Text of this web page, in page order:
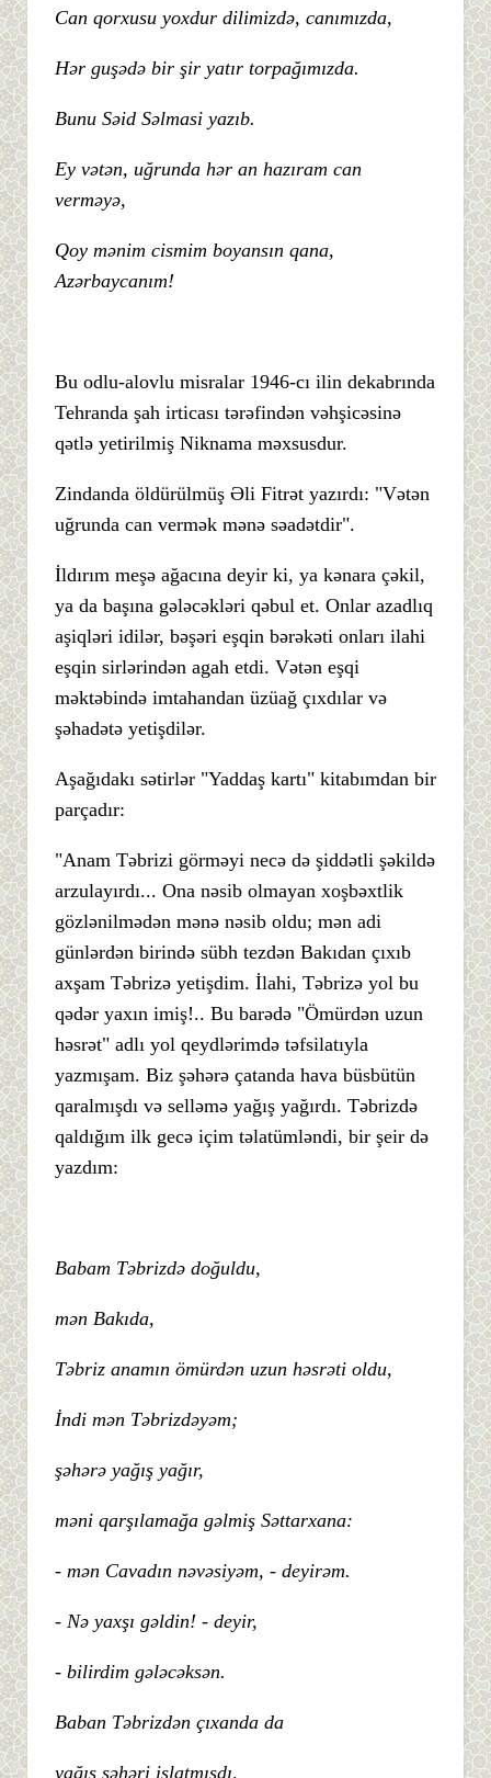
Can qorxusu yoxdur dilimizdə, canımızda,
Hər guşədə bir şir yatır torpağımızda.
Bunu Səid Səlmasi yazıb.
Ey vətən, uğrunda hər an hazıram can
verməyə,
Qoy mənim cismim boyansın qana,
Azərbaycanım!
Bu odlu-alovlu misralar 1946-cı ilin dekabrında
Tehranda şah irticası tərəfindən vəhşicəsinə
qətlə yetirilmiş Niknama məxsusdur.
Zindanda öldürülmüş Əli Fitrət yazırdı: "Vətən
uğrunda can vermək mənə səadətdir".
İldırım meşə ağacına deyir ki, ya kənara çəkil,
ya da başına gələcəkləri qəbul et. Onlar azadlıq
aşiqləri idilər, bəşəri eşqin bərəkəti onları ilahi
eşqin sirlərindən agah etdi. Vətən eşqi
məktəbində imtahandan üzüağ çıxdılar və
şəhadətə yetişdilər.
Aşağıdakı sətirlər "Yaddaş kartı" kitabımdan bir
parçadır:
"Anam Təbrizi görməyi necə də şiddətli şəkildə
arzulayırdı... Ona nəsib olmayan xoşbəxtlik
gözlənilmədən mənə nəsib oldu; mən adi
günlərdən birində sübh tezdən Bakıdan çıxıb
axşam Təbrizə yetişdim. İlahi, Təbrizə yol bu
qədər yaxın imiş!.. Bu barədə "Ömürdən uzun
həsrət" adlı yol qeydlərimdə təfsilatıyla
yazmışam. Biz şəhərə çatanda hava büsbütün
qaralmışdı və selləmə yağış yağırdı. Təbrizdə
qaldığım ilk gecə içim təlatümləndi, bir şeir də
yazdım:
Babam Təbrizdə doğuldu,
mən Bakıda,
Təbriz anamın ömürdən uzun həsrəti oldu,
İndi mən Təbrizdəyəm;
şəhərə yağış yağır,
məni qarşılamağa gəlmiş Səttarxana:
- mən Cavadın nəvəsiyəm, - deyirəm.
- Nə yaxşı gəldin! - deyir,
- bilirdim gələcəksən.
Baban Təbrizdən çıxanda da
yağış şəhəri islatmışdı,